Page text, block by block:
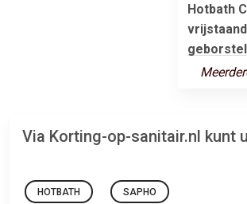
Hotbath
Via Korting-op-sanitair.nl kunt
HOTBATH SAPHO